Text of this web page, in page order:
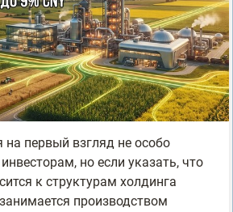
на первый взгляд не особо
но если указать, что
к структурам холдинга
производством